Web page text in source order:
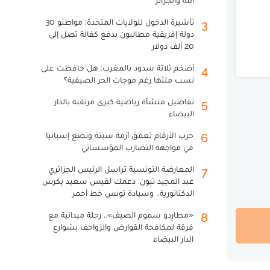
3
تأشيرة الدخول للولايات المتحدة: مواطنو 30
دولة إفريقية مطالبون بدفع كفالة تصل إلى
20 ألف دولار
4
أضخم ثلاثة سدود بالمغرب: هل حافظت على
نسب ملئها رغم موجات الحر الصيفية؟
5
تفاصيل منشأة رياضية كبرى مرتقبة بالدار
البيضاء
6
حرب الأرقام تعمق أزمة سبتة وتضع إسبانيا
في مواجهة التضارب المؤسساتي
7
المعارضة التونسية تراسل الرئيس الجزائري
عبد المجيد تبون: دعمك لقيس سعيد يكرس
الدكتاتورية.. وسيادة تونس خط أحمر
8
«مطارِدو سموم الصيف».. رحلة ميدانية مع
فرقة لمكافحة القوارض والزواحف بشوارع
الدار البيضاء